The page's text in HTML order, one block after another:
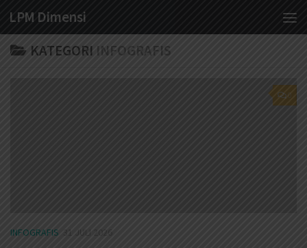
Skip to content
LPM Dimensi
KATEGORI INFOGRAFIS
0
INFOGRAFIS 31 JULI 2026